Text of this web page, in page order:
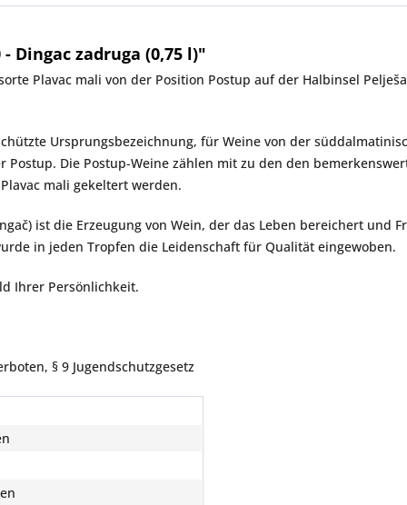
Dingac zadruga (0,75 l)"
Plavac mali von der Position Postup auf der Halbinsel
Ursprungsbezeichnung, für Weine von der
Die Postup-Weine zählen mit zu den den
mali gekeltert werden.
ist die Erzeugung von Wein, der das Leben bereichert und
in jeden Tropfen die Leidenschaft für Qualität eingewoben.
Ihrer Persönlichkeit.
§ 9 Jugendschutzgesetz